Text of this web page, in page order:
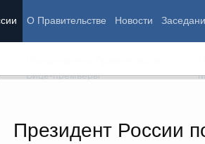
О Правительстве Новости
Президент России
Вице-премьеры